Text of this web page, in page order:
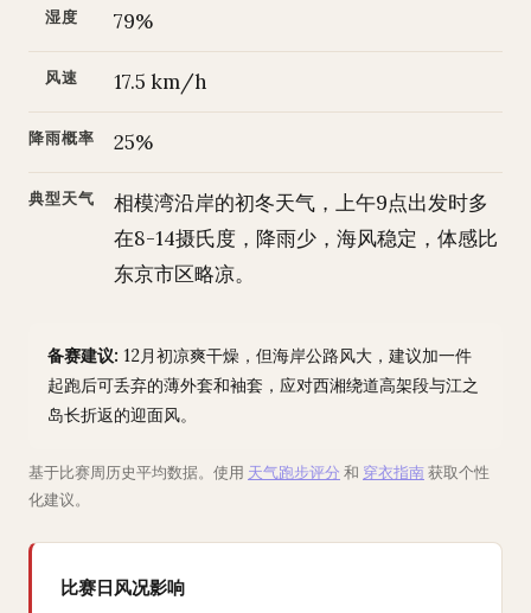
湿度 79%
风速 17.5 km/h
降雨概率 25%
典型天气
相模湾沿岸的初冬天气，上午9点出发时多
在8-14摄氏度，降雨少，海风稳定，体感比
东京市区略凉。
备赛建议: 12月初凉爽干燥，但海岸公路风大，建议加一件
起跑后可丢弃的薄外套和袖套，应对西湘绕道高架段与江之
岛长折返的迎面风。
基于比赛周历史平均数据。使用 天气跑步评分 和 穿衣指南获取个性
化建议。
比赛日风况影响